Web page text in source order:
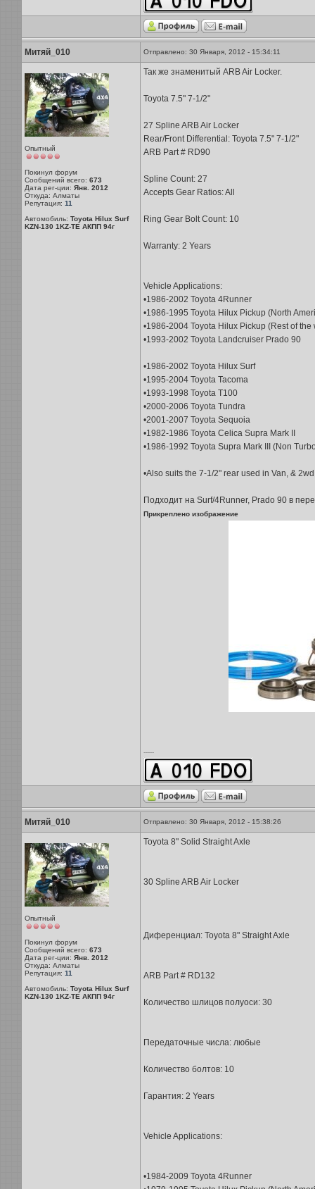
Митяй_010 Отправлено: 30 Января, 2012 - 15:34:11
Опытный
Покинул форум
Сообщений всего: 673
Дата рег-ции: Янв. 2012
Откуда: Алматы
Репутация: 11
Автомобиль: Toyota Hilux Surf
KZN-130 1KZ-TE АКПП 94г
Так же знаменитый ARB Air Locker.
Toyota 7.5" 7-1/2"
27 Spline ARB Air Locker
Rear/Front Differential: Toyota 7.5" 7-1/2"
ARB Part # RD90
Spline Count: 27
Accepts Gear Ratios: All
Ring Gear Bolt Count: 10
Warranty: 2 Years
Vehicle Applications:
•1986-2002 Toyota 4Runner
•1986-1995 Toyota Hilux Pickup (North
•1986-2004 Toyota Hilux Pickup (Rest of the
•1993-2002 Toyota Landcruiser Prado 90
•1986-2002 Toyota Hilux Surf
•1995-2004 Toyota Tacoma
•1993-1998 Toyota T100
•2000-2006 Toyota Tundra
•2001-2007 Toyota Sequoia
•1982-1986 Toyota Celica Supra Mark II
•1986-1992 Toyota Supra Mark III (Non
•Also suits the 7-1/2" rear used in Van, &
Подходит на Surf/4Runner, Prado 90 в
Прикреплено изображение
-----
Митяй_010 Отправлено: 30 Января, 2012 - 15:38:26
Опытный
Покинул форум
Сообщений всего: 673
Дата рег-ции: Янв. 2012
Откуда: Алматы
Репутация: 11
Автомобиль: Toyota Hilux Surf
KZN-130 1KZ-TE АКПП 94г
Toyota 8" Solid Straight Axle
30 Spline ARB Air Locker
Диференциал: Toyota 8" Straight Axle
ARB Part # RD132
Количество шлицов полуоси: 30
Передаточные числа: любые
Количество болтов: 10
Гарантия: 2 Years
Vehicle Applications:
•1984-2009 Toyota 4Runner